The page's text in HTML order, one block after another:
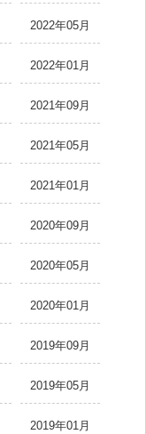
2022年05月
2022年01月
2021年09月
2021年05月
2021年01月
2020年09月
2020年05月
2020年01月
2019年09月
2019年05月
2019年01月